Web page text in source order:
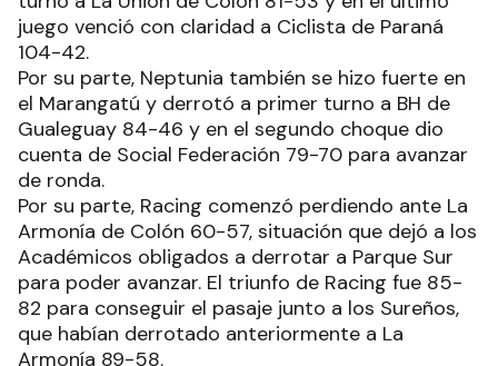
juego venció con claridad a Ciclista de Paraná
104-42.
Por su parte, Neptunia también se hizo fuerte en
el Marangatú y derrotó a primer turno a BH de
Gualeguay 84-46 y en el segundo choque dio
cuenta de Social Federación 79-70 para avanzar
de ronda.
Por su parte, Racing comenzó perdiendo ante La
Armonía de Colón 60-57, situación que dejó a los
Académicos obligados a derrotar a Parque Sur
para poder avanzar. El triunfo de Racing fue 85-
82 para conseguir el pasaje junto a los Sureños,
que habían derrotado anteriormente a La
Armonía 89-58.